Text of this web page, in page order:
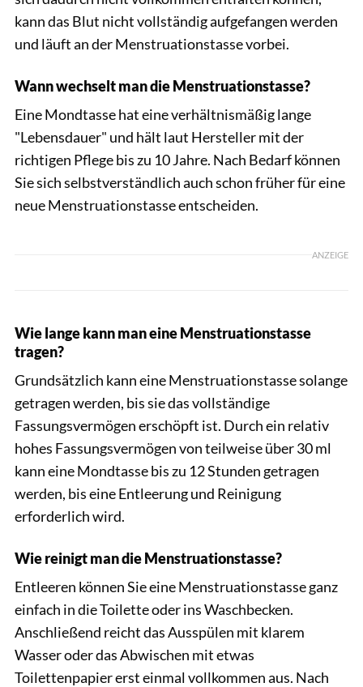
kann das Blut nicht vollständig aufgefangen werden
und läuft an der Menstruationstasse vorbei.
Wann wechselt man die Menstruationstasse?
Eine Mondtasse hat eine verhältnismäßig lange
"Lebensdauer" und hält laut Hersteller mit der
richtigen Pflege bis zu 10 Jahre. Nach Bedarf können
Sie sich selbstverständlich auch schon früher für eine
neue Menstruationstasse entscheiden.
ANZEIGE
Wie lange kann man eine Menstruationstasse
tragen?
Grundsätzlich kann eine Menstruationstasse solange
getragen werden, bis sie das vollständige
Fassungsvermögen erschöpft ist. Durch ein relativ
hohes Fassungsvermögen von teilweise über 30 ml
kann eine Mondtasse bis zu 12 Stunden getragen
werden, bis eine Entleerung und Reinigung
erforderlich wird.
Wie reinigt man die Menstruationstasse?
Entleeren können Sie eine Menstruationstasse ganz
einfach in die Toilette oder ins Waschbecken.
Anschließend reicht das Ausspülen mit klarem
Wasser oder das Abwischen mit etwas
Toilettenpapier erst einmal vollkommen aus. Nach